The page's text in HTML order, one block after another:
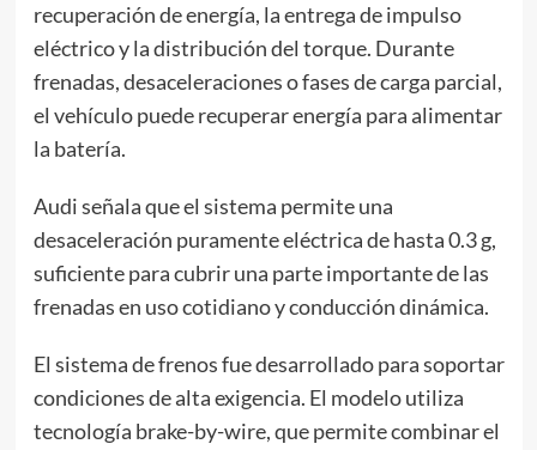
recuperación de energía, la entrega de impulso
eléctrico y la distribución del torque. Durante
frenadas, desaceleraciones o fases de carga parcial,
el vehículo puede recuperar energía para alimentar
la batería.
Audi señala que el sistema permite una
desaceleración puramente eléctrica de hasta 0.3 g,
suficiente para cubrir una parte importante de las
frenadas en uso cotidiano y conducción dinámica.
El sistema de frenos fue desarrollado para soportar
condiciones de alta exigencia. El modelo utiliza
tecnología brake-by-wire, que permite combinar el